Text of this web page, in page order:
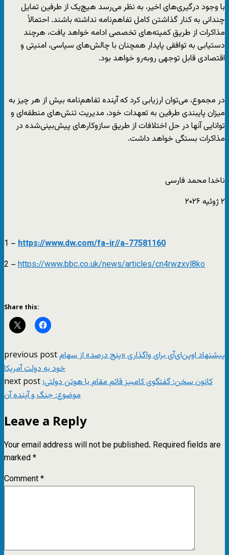
با وجود درگیری‌های اخیر، به نظر می‌رسد هیچ‌یک از طرفین تمایل
چندانی به کنار گذاشتن کامل تفاهم‌نامه نداشته باشند. احتمالاً
مذاکرات از طریق کمیته‌های تخصصی ادامه خواهد یافت، هرچند
دستیابی به توافقی پایدار همچنان با چالش‌های سیاسی، امنیتی و
اقتصادی قابل توجهی روبه‌رو خواهد بود.
در مجموع، می‌توان ارزیابی کرد که آینده تفاهم‌نامه بیش از هر چیز به
میزان پایبندی طرفین به تعهدات خود، مدیریت تنش‌های منطقه‌ای و
توانایی آنها در حل اختلافات از طریق سازوکارهای پیش‌بینی‌شده در
مذاکرات بستگی خواهد داشت.
ناخدا محمد فارسی
۲ ژوئيه ۲۰۲۶
1 – https://www.dw.com/fa-ir//a-77581160
2 – https://www.bbc.co.uk/news/articles/cn4rwzxvl8ko
Share this:
previous postپیشنهاد اوپن‌ای‌آی برای واگذاری «پنج درصد» از سهام
خود به دولت آمریکا
next postکانون سخن: گفتگوی کامبیز قائم مقام با هوتن دولتی؛
موضوع: جنگ و آینده آن
Leave a Reply
Your email address will not be published. Required fields are
marked*
Comment*